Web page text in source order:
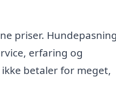
priser. Hundepasning
erfaring og
betaler for meget,